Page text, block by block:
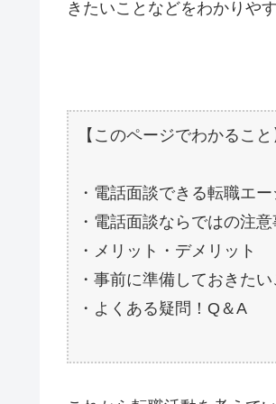
きたいことなどをわかりや
【このページでわかること
・電話面談できる転職エー
・電話面談ならではの注
・メリット・デメリット
・事前に準備しておきたい
・よくある疑問！Q＆A